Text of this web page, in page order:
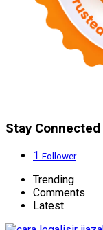
Stay Connected
1 Follower
Trending
Comments
Latest